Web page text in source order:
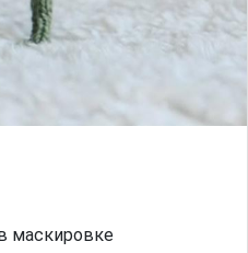
маскировке